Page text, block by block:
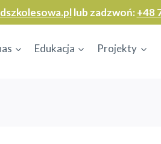
lub zadzwoń: +48
Edukacja Projekty